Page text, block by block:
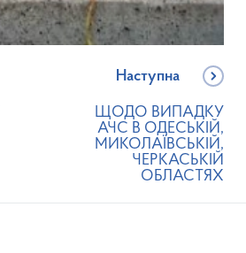
Наступна
ЩОДО ВИПАДКУ
АЧС В ОДЕСЬКІЙ,
МИКОЛАЇВСЬКІЙ,
ЧЕРКАСЬКІЙ
ОБЛАСТЯХ